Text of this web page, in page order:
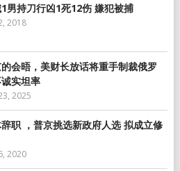
男持刀行凶1死12伤 嫌犯被捕
2018
会晤，美财长放话将重手制裁俄罗
实坦率
2025
职 ，普京挑选新政府人选 拟成立修
2020